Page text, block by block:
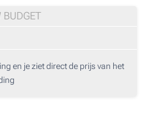
en je ziet direct de prijs van het